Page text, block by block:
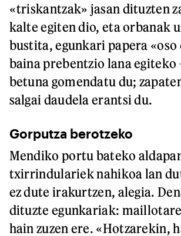
«triskantzak» jasan dituzten
kalte egiten dio, eta orbanak
bustita, egunkari papera «oso
baina prebentzio lana
betuna gomendatu du;
salgai daudela erantsi du.
Gorputza berotzeko
Mendiko portu bateko
txirrindulariek nahikoa lan
ez dute irakurtzen, alegia.
dituzte egunkariak:
hain zuzen ere. «Hotzarekin,